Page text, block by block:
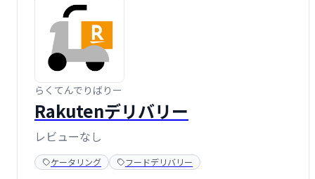
らくてんでりばりー
Rakutenデリバリー
レビューなし
ケータリング フードデリバリー